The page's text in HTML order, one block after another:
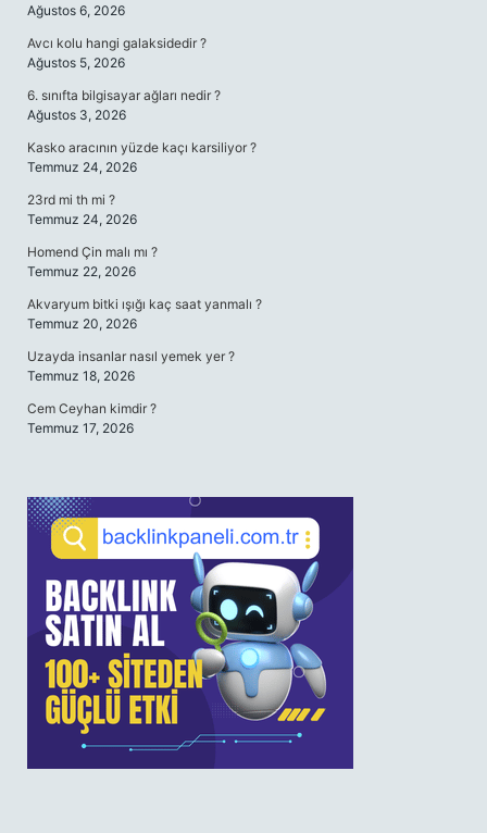
Ağustos 6, 2026
Avcı kolu hangi galaksidedir ?
Ağustos 5, 2026
6. sınıfta bilgisayar ağları nedir ?
Ağustos 3, 2026
Kasko aracının yüzde kaçı karsiliyor ?
Temmuz 24, 2026
23rd mi th mi ?
Temmuz 24, 2026
Homend Çin malı mı ?
Temmuz 22, 2026
Akvaryum bitki ışığı kaç saat yanmalı ?
Temmuz 20, 2026
Uzayda insanlar nasıl yemek yer ?
Temmuz 18, 2026
Cem Ceyhan kimdir ?
Temmuz 17, 2026